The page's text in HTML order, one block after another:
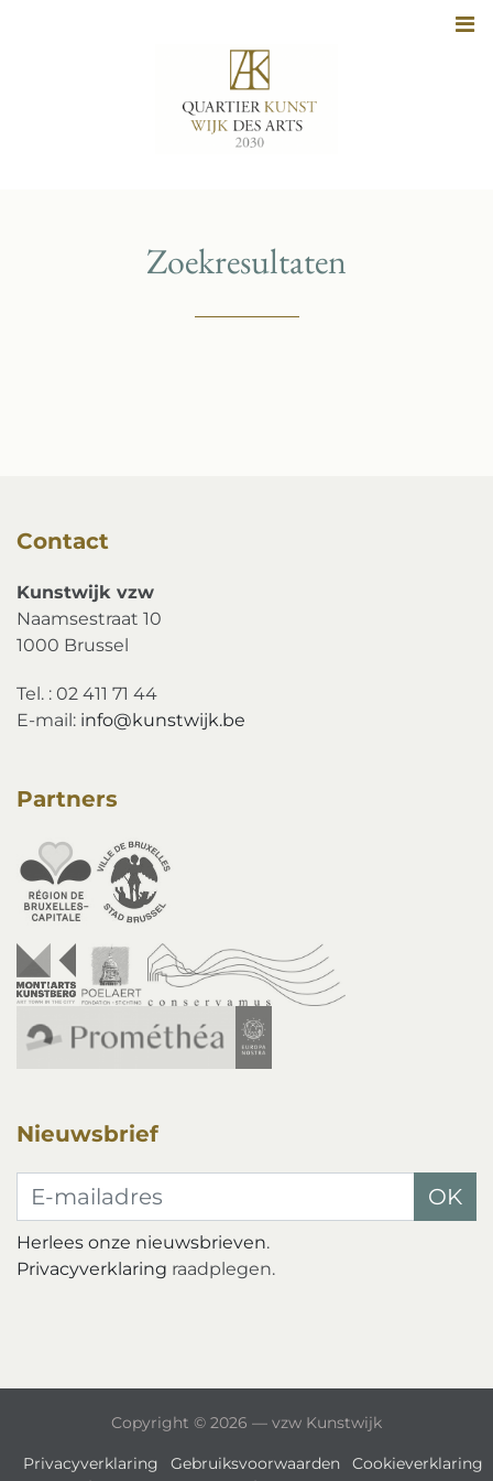
Zoekresultaten
Contact
Kunstwijk vzw
Naamsestraat 10
1000 Brussel
Tel. : 02 411 71 44
E-mail: info@kunstwijk.be
Partners
Nieuwsbrief
E-mailadres OK
Herlees onze nieuwsbrieven.
Privacyverklaring raadplegen.
Copyright © 2026 — vzw Kunstwijk
Privacyverklaring Gebruiksvoorwaarden Cookieverklaring